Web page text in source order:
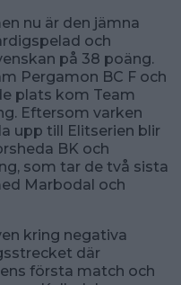
nu är den jämna
och
på 38 poäng.
Pergamon BC F och
plats kom Team
Eftersom varken
upp till Elitserien blir
BK och
som tar de två sista
Marbodal och
kring negativa
där
första match och